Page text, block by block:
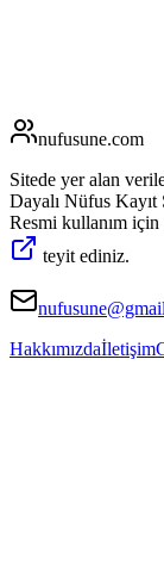
nufusune.com
Sitede yer alan
Dayalı Nüfus
Resmi kullanım
teyit ediniz.
Hakkımızdaİletişim